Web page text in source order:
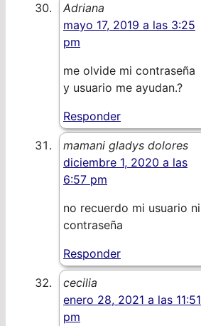
Adriana
mayo 17, 2019 a las 3:25
pm
me olvide mi contraseña
y usuario me ayudan.?
Responder
mamani gladys dolores
diciembre 1, 2020 a las
6:57 pm
no recuerdo mi usuario ni
contraseña
Responder
cecilia
enero 28, 2021 a las 11:51
pm